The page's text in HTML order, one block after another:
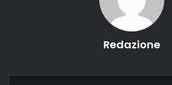
Redazione